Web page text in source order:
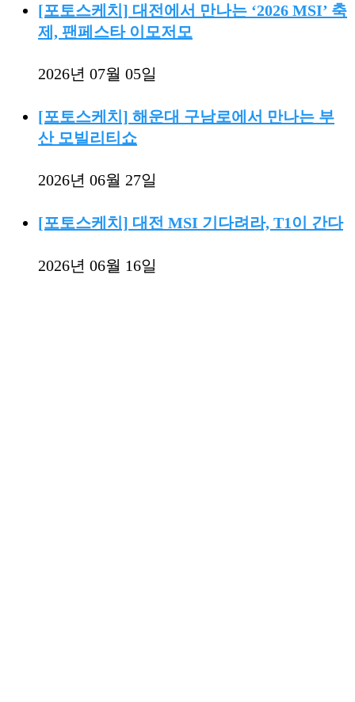
[포토스케치] 대전에서 만나는 ‘2026 MSI’ 축
제, 팬페스타 이모저모
2026년 07월 05일
[포토스케치] 해운대 구남로에서 만나는 부
산 모빌리티쇼
2026년 06월 27일
[포토스케치] 대전 MSI 기다려라, T1이 간다
2026년 06월 16일